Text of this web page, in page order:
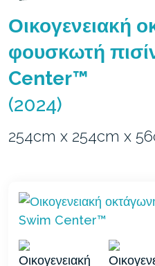
Οικογενειακή
φουσκωτή
Center™
(2024)
254cm x 254cm x